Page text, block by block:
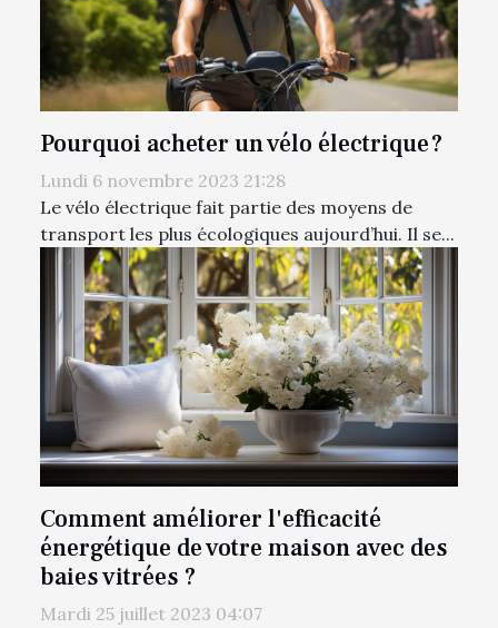
Pourquoi acheter un vélo électrique ?
Lundi 6 novembre 2023 21:28
Le vélo électrique fait partie des moyens de
transport les plus écologiques aujourd’hui. Il se...
Comment améliorer l'efficacité
énergétique de votre maison avec des
baies vitrées ?
Mardi 25 juillet 2023 04:07